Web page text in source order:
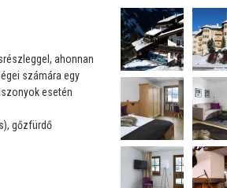
ahonnan
számára egy
esetén
gőzfürdő